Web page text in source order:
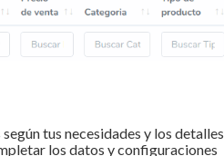
tus necesidades y los detalles
los datos y configuraciones